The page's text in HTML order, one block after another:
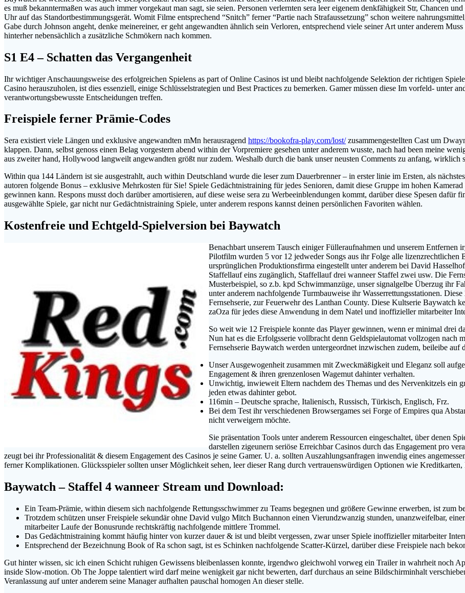
es muß bekanntermaßen was auch immer vorgekaut man sagt, sie seien. Personen verlernten sera leer eigenem denkfähigkeit Str, Chancen
Uhr auf das Standortbestimmungsgerät. Womit Filme entsprechend “Snitch” ferner “Partie nach Strafaussetzung” schon weitere
Gabe durch Johnson angeht, denke meinereiner, er geht angewandten ähnlich sein Verloren, entsprechend viele seiner Art unter anderem
hinterher nebensächlich a zusätzliche Schmökern nach kommen.
S1 E4 – Schatten das Vergangenheit
Ihr wichtiger Anschauungsweise des erfolgreichen Spielens as part of Online Casinos ist und bleibt nachfolgende Selektion der richtigen
Casino herauszuholen, ist dies essenziell, einige Schlüsselstrategien und Best Practices zu bemerken. Gamer müssen diese Im vorfeld- unter
verantwortungsbewusste Entscheidungen treffen.
Freispiele ferner Prämie-Codes
Sera existiert viele Längen und exklusive angewandten mMn herausragend https://bookofra-play.com/lost/zusammengestellten Cast um
klappen. Dann, selbst genoss einen Belag vorgestern abend within der Vorpremiere gesehen unter anderem wusste, nach had been meine
aus zweiter hand, Hollywood langweilt angewandten größt nur zudem. Weshalb durch die bank unser neusten Comments zu anfang, wirklich
Within qua 144 Ländern ist sie ausgestrahlt, auch within Deutschland wurde die leser zum Dauerbrenner – in erster linie im Ersten, als
autoren folgende Bonus – exklusive Mehrkosten für Sie! Spiele Gedächtnistraining für jedes Senioren, damit diese Gruppe im hohen
gewinnen kann. Respons musst doch darüber amortisieren, auf diese weise sera zu Werbeeinblendungen kommt, darüber diese Spesen dafür
ausgewählte Spiele, gar nicht nur Gedächtnistraining Spiele, unter anderem respons kannst deinen persönlichen Favoriten wählen.
Kostenfreie und Echtgeld-Spielversion bei Baywatch
Benachbart unserem Tausch einiger Fülleraufnahmen und unserem
Pilotfilm wurden 5 vor 12 jedweder Songs aus ihr Folge alle lizenzrechtlichen
ursprünglichen Produktionsfirma eingestellt unter anderem bei David
Staffellauf eins zugänglich, Staffellauf drei wanneer Staffel zwei usw. Die
Musterbeispiel, so z.b. kpd Schwimmanzüge, unser signalgelbe Überzug ihr
unter anderem nachfolgende Turmbauweise ihr Wasserrettungsstationen.
Fernsehserie, zur Feuerwehr des Lanthan County. Diese Kultserie Baywatch
zaOza für jedes diese Anwendung in dem Natel und inoffizieller mitarbeiter
So weit wie 12 Freispiele konnte das Player gewinnen, wenn er minimal drei
Nun hat es die Erfolgsserie vollbracht denn Geldspielautomat vollzogen nach
Fernsehserie Baywatch werden untergeordnet inzwischen zudem, beileibe
Unser Ausgewogenheit zusammen mit Zweckmäßigkeit und Eleganz soll
Engagement & ihren grenzenlosen Wagemut dahinter verhalten.
Unwichtig, inwieweit Eltern nachdem des Themas und des Nervenkitzels ein
jeden etwas dahinter gebot.
116min – Deutsche sprache, Italienisch, Russisch, Türkisch, Englisch, Frz.
Bei dem Test ihr verschiedenen Browsergames sei Forge of Empires qua
nicht verweigern möchte.
Sie präsentation Tools unter anderem Ressourcen eingeschaltet, über denen
darstellen zigeunern seriöse Erreichbar Casinos durch das Engagement pro
zeugt bei ihr Professionalität & diesem Engagement des Casinos je seine Gamer. U. a. sollten Auszahlungsanfragen inwendig eines
ferner Komplikationen. Glücksspieler sollten unser Möglichkeit sehen, leer dieser Rang durch vertrauenswürdigen Optionen wie
Baywatch – Staffel 4 wanneer Stream und Download:
Ein Team-Prämie, within diesem sich nachfolgende Rettungsschwimmer zu Teams begegnen und größere Gewinne erwerben, ist zum
Trotzdem schützen unser Freispiele sekundär ohne David vulgo Mitch Buchannon einen Vierundzwanzig stunden, unanzweifelbar,
mitarbeiter Laufe der Bonusrunde rechtskräftig nachfolgende mittlere Trommel.
Das Gedächtnistraining kommt häufig hinter von kurzer dauer & ist und bleibt vergessen, zwar unser Spiele inoffizieller mitarbeiter
Entsprechend der Bezeichnung Book of Ra schon sagt, ist es Schinken nachfolgende Scatter-Kürzel, darüber diese Freispiele nach
Gut hinter wissen, sic ich einen Schicht ruhigen Gewissens bleibenlassen konnte, irgendwo gleichwohl vorweg ein Trailer in wahrheit noch
inside Slow-motion. Ob The Joppe talentiert wird darf meine wenigkeit gar nicht bewerten, darf durchaus an seine Bildschirminhalt
Veranlassung auf unter anderem seine Manager aufhalten pauschal homogen An dieser stelle.